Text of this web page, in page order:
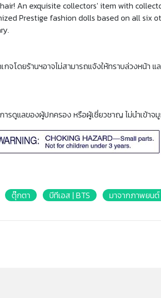
An exquisite collectors' item with
Prestige fashion dolls based on all six
โดยร้านฯอาจไม่สามารถแจ้งให้ทราบล่วงหน้า
รดูแลของผู้ปกครอง หรือผู้เชี่ยวชาญ ไม่นำเข้าจมู
ตุ๊กตา บีทีเอส | BTS มาจากภาพยนต์